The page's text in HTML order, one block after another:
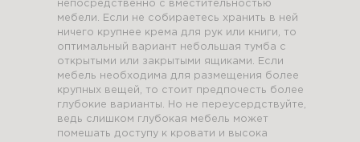
непосредственно с вместительностью
мебели. Если не собираетесь хранить в ней
ничего крупнее крема для рук или книги, то
оптимальный вариант небольшая тумба с
открытыми или закрытыми ящиками. Если
мебель необходима для размещения более
крупных вещей, то стоит предпочесть более
глубокие варианты. Но не переусердствуйте,
ведь слишком глубокая мебель может
помешать доступу к кровати и высока